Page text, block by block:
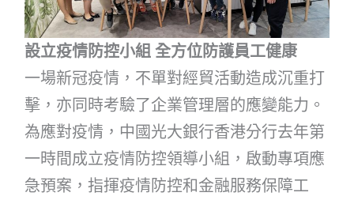
設立疫情防控小組 全方位防護員工健康
一場新冠疫情，不單對經貿活動造成沉重打
擊，亦同時考驗了企業管理層的應變能力。
為應對疫情，中國光大銀行香港分行去年第
一時間成立疫情防控領導小組，啟動專項應
急預案，指揮疫情防控和金融服務保障工